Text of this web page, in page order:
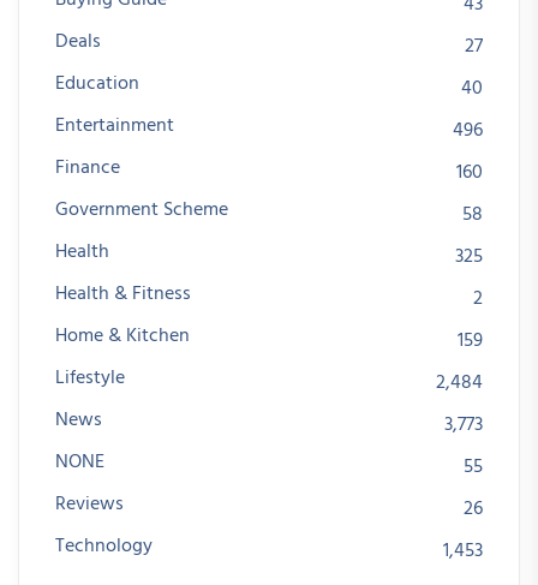
Deals
27
Education
40
Entertainment
496
Finance
160
Government Scheme
58
Health
325
Health & Fitness
2
Home & Kitchen
159
Lifestyle
2,484
News
3,773
NONE
55
Reviews
26
Technology
1,453